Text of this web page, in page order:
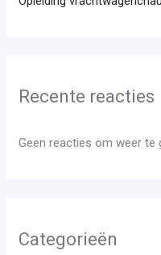
Recente reacties
Geen reacties om weer te
Categorieën